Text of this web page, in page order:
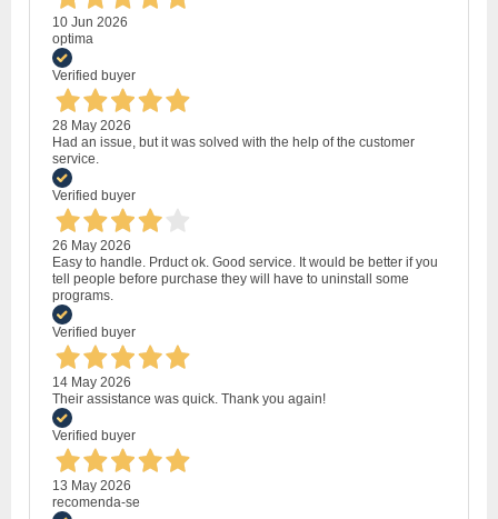
10 Jun 2026
optima
Verified buyer
28 May 2026
Had an issue, but it was solved with the help of the customer
service.
Verified buyer
26 May 2026
Easy to handle. Prduct ok. Good service. It would be better if you
tell people before purchase they will have to uninstall some
programs.
Verified buyer
14 May 2026
Their assistance was quick. Thank you again!
Verified buyer
13 May 2026
recomenda-se